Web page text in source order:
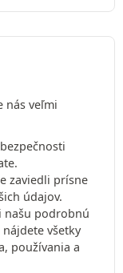
nás veľmi
zaviedli prísne
údajov.
našu podrobnú
nájdete všetky
používania a